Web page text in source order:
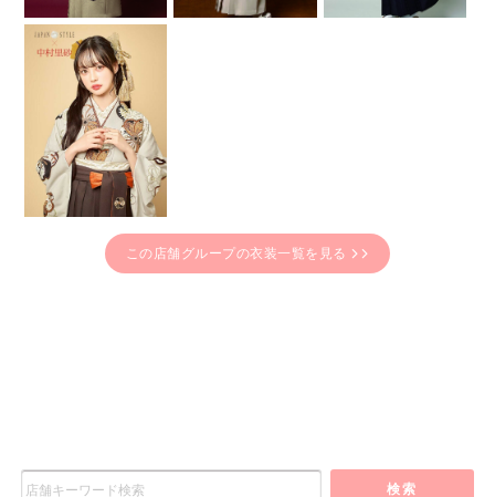
この店舗グループの衣装一覧を見る
検索